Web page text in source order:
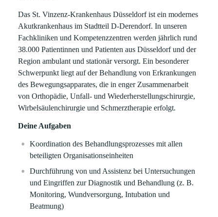
Das St. Vinzenz-Krankenhaus Düsseldorf ist ein modernes
Akutkrankenhaus im Stadtteil D-Derendorf. In unseren
Fachkliniken und Kompetenzzentren werden jährlich rund
38.000 Patientinnen und Patienten aus Düsseldorf und der
Region ambulant und stationär versorgt. Ein besonderer
Schwerpunkt liegt auf der Behandlung von Erkrankungen
des Bewegungsapparates, die in enger Zusammenarbeit
von Orthopädie, Unfall- und Wiederherstellungschirurgie,
Wirbelsäulenchirurgie und Schmerztherapie erfolgt.
Deine Aufgaben
Koordination des Behandlungsprozesses mit allen
beteiligten Organisationseinheiten
Durchführung von und Assistenz bei Untersuchungen
und Eingriffen zur Diagnostik und Behandlung (z. B.
Monitoring, Wundversorgung, Intubation und
Beatmung)